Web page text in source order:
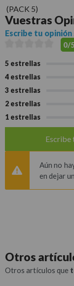
(PACK 5)
Vuestras
Escribe tu
0/
5 estrellas
4 estrellas
3 estrellas
2 estrellas
1 estrellas
Escribe
Aún no
en dejar
Otros
Otros artículos que